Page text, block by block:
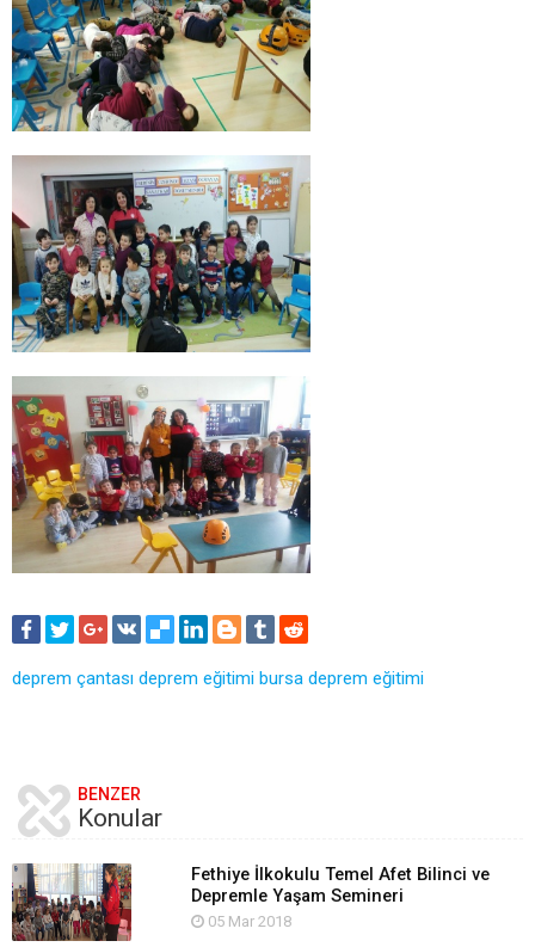
deprem çantası deprem eğitimi bursa deprem eğitimi
BENZER
Konular
Fethiye İlkokulu Temel Afet Bilinci ve
Depremle Yaşam Semineri
05 Mar 2018